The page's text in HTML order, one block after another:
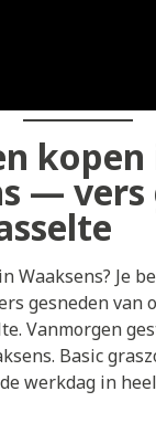
kopen
— vers
Waaksens? Je
gesneden van
Vanmorgen
Basic
werkdag in